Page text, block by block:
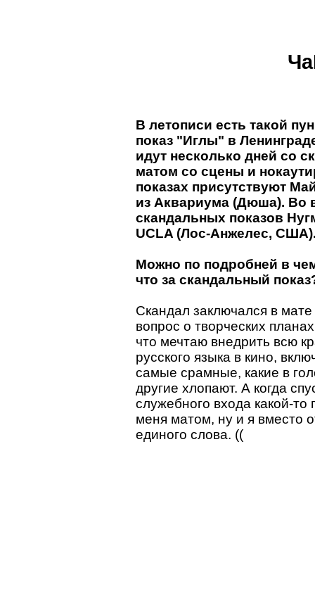
В летописи есть такой
показ "Иглы" в
идут несколько дней со
матом со сцены и
показах присутствуют
из Аквариума (Дюша). Во
скандальных показов
UCLA (Лос-Анжелес,
Можно по подробней в
что за скандальный
Скандал заключался в
вопрос о творческих
что мечтаю внедрить всю
русского языка в кино,
самые срамные, какие в
другие хлопают. А когда
служебного входа какой-
меня матом, ну и я вместо
единого слова. ((